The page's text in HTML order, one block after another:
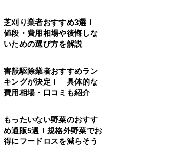
芝刈り業者おすすめ3選！
値段・費用相場や後悔しな
いための選び方を解説
害獣駆除業者おすすめラン
キングが決定！ 具体的な
費用相場・口コミも紹介
もったいない野菜のおすす
め通販5選！規格外野菜でお
得にフードロスを減らそう